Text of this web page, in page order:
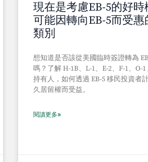
現在是考慮EB-5的好時
可能因轉向EB-5而受惠
類別
想知道是否該從美國臨時簽證轉為
嗎？了解 H-1B、L-1、E-2、F-1、O-1
持有人，如何透過 EB-5 移民投資者
久居留權而受益。
閱讀更多»